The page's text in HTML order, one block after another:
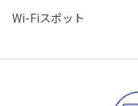
Wi-Fiスポット